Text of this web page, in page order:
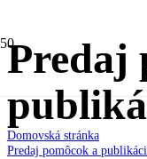
Predaj
Domovská stránka
Predaj pomôcok a